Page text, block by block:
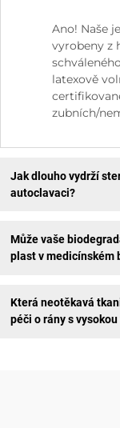
Ano! Naše
vyrobeny z
latexově
zubních/
Jak dlouho vydrží
autoclavaci?
Může vaše
plast v medicínském
Která neotěkavá
péči o rány s